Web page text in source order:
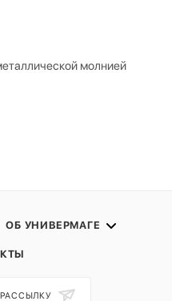
молнией
ОБ УНИВЕРМАГЕ